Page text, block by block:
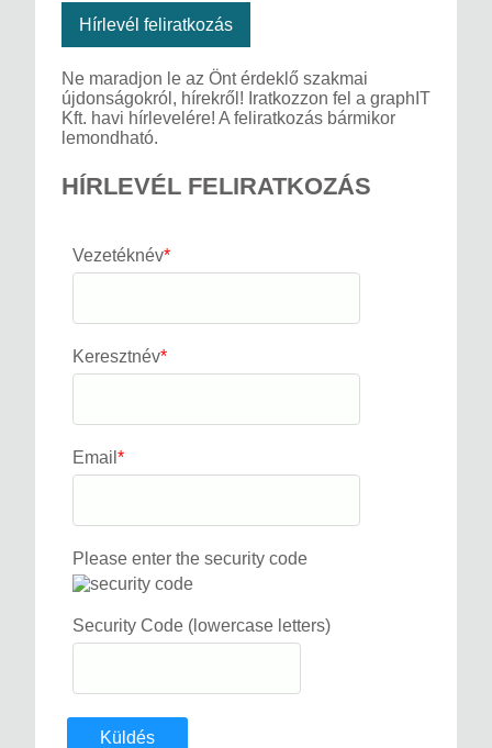
Hírlevél feliratkozás
Ne maradjon le az Önt érdeklő szakmai
újdonságokról, hírekről! Iratkozzon fel a graphIT
Kft. havi hírlevelére! A feliratkozás bármikor
lemondható.
HÍRLEVÉL FELIRATKOZÁS
Vezetéknév*
Keresztnév*
Email *
Please enter the security code
Security Code (lowercase letters)
Küldés